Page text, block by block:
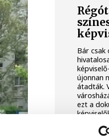
Bár csak
újonnan
átadták.
ezt a